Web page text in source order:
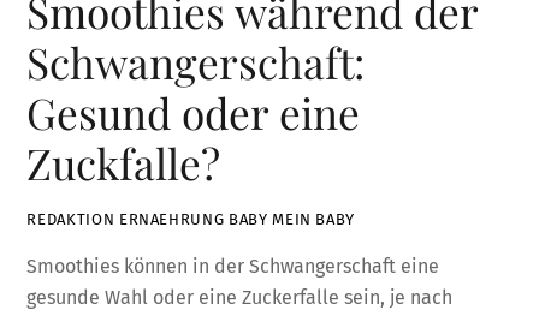
Smoothies während der
Schwangerschaft:
Gesund oder eine
Zuckfalle?
REDAKTION ERNAEHRUNG BABY MEIN BABY
Smoothies können in der Schwangerschaft eine
gesunde Wahl oder eine Zuckerfalle sein, je nach